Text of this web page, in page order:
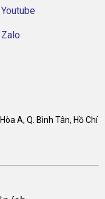
Youtube
Zalo
A, Q. Bình Tân, Hồ Chí